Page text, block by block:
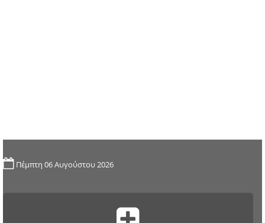
Πέμπτη 06 Αυγούστου 2026